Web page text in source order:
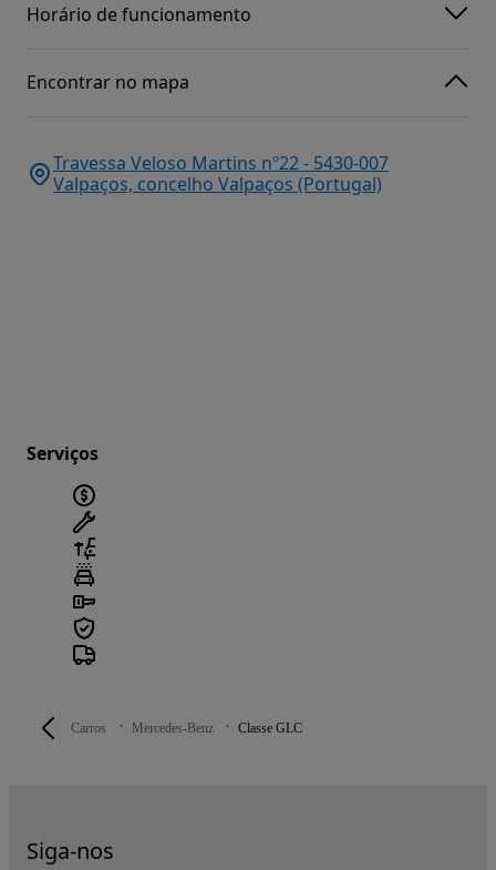
Carros Mercedes-Benz Classe GLC
Horário de funcionamento
Encontrar no mapa
Travessa Veloso Martins nº22 - 5430-007
Valpaços, concelho Valpaços (Portugal)
Serviços
Siga-nos